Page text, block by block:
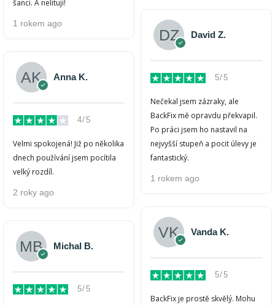
šanci. A nelituji!
1 rokem ago
Anna K.
4/5
Velmi spokojená! Již po několika
dnech používání jsem pocítila
velký rozdíl.
2 roky ago
Michal B.
5/5
David Z.
5/5
Nečekal jsem zázraky, ale
BackFix mě opravdu překvapil.
Po práci jsem ho nastavil na
nejvyšší stupeň a pocit úlevy je
fantastický.
1 rokem ago
Vanda K.
5/5
BackFix je prostě skvělý. Mohu